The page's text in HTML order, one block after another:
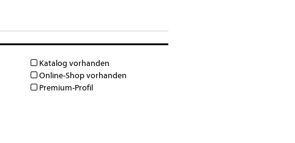
Katalog vorhanden
Online-Shop vorhanden
Premium-Profil